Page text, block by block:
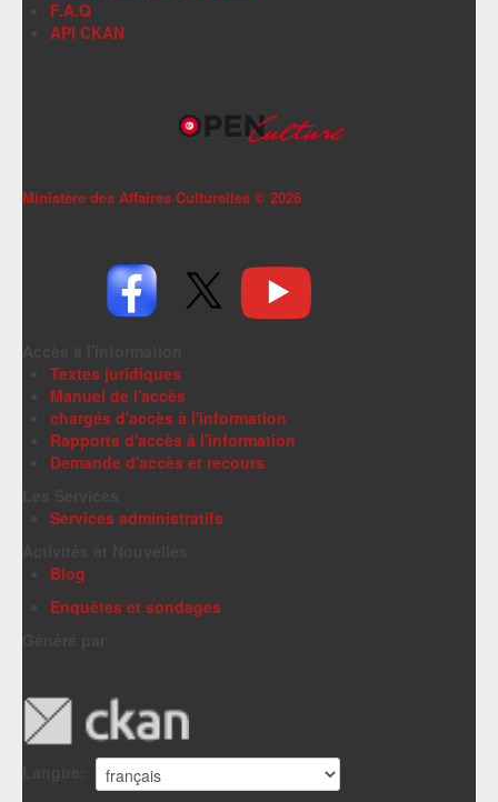
F.A.Q
API CKAN
Ministère des Affaires Culturelles © 2026
Textes juridiques
Manuel de l'accès
chargés d'accès à l'information
Rapports d'accès à l'information
Demande d'accès et recours
Services administratifs
Blog
Enquêtes et sondages